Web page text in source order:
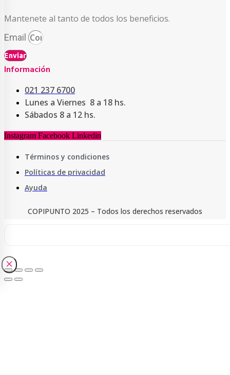
Mantenete al tanto de todos los beneficios.
Email
Enviar
Información
021 237 6700
Lunes a Viernes 8 a 18 hs.
Sábados 8 a 12 hs.
Instagram Facebook Linkedin
Términos y condiciones
Políticas de privacidad
Ayuda
COPIPUNTO 2025 – Todos los derechos reservados